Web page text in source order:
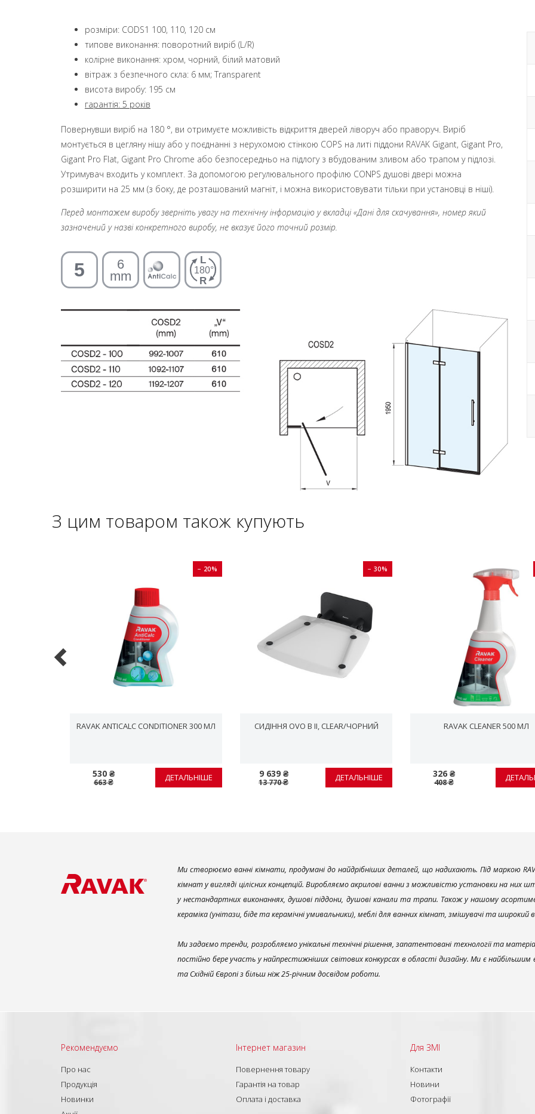
розміри: CODS1 100, 110, 120 см
типове виконання: поворотний виріб (L/R)
колірне виконання: хром, чорний, білий матовий
вітраж з безпечного скла: 6 мм; Transparent
висота виробу: 195 см
гарантія: 5 років
Повернувши виріб на 180 °, ви отримуєте можливість відкриття дверей ліворуч або праворуч. Виріб
монтується в цегляну нішу або у поєднанні з нерухомою стінкою COPS на литі піддони RAVAK Gigant, Gigant Pro,
Gigant Pro Flat, Gigant Pro Chrome або безпосередньо на підлогу з вбудованим зливом або трапом у підлозі.
Утримувач входить у комплект. За допомогою регулювального профілю CONPS душові двері можна
розширити на 25 мм (з боку, де розташований магніт, і можна використовувати тільки при установці в ніші).
Перед монтажем виробу зверніть увагу на технічну інформацію у вкладці «Дані для скачування», номер який
зазначений у назві конкретного виробу, не вказує його точний розмір.
З цим товаром також купують
− 20%
RAVAK ANTICALC CONDITIONER 300 МЛ
530 ₴
663 ₴ ДЕТАЛЬНІШЕ
− 30%
СИДІННЯ OVO B II, CLEAR/ЧОРНИЙ
9 639 ₴
13 770 ₴ ДЕТАЛЬНІШЕ
RAVAK CLEANER 500 МЛ
326 ₴
408 ₴
Ми створюємо ванні кімнати, продумані до найдрібніших деталей, що надихають. Під маркою
кімнат у вигляді цілісних концепцій. Виробляємо акрилові ванни з можливістю установки на них
у нестандартних виконаннях, душові піддони, душові канали та трапи. Також у нашому
кераміка (унітази, біде та керамічні умивальники), меблі для ванних кімнат, змішувачі та широкий
Ми задаємо тренди, розробляємо унікальні технічні рішення, запатентовані технології та
постійно бере участь у найпрестижніших світових конкурсах в області дизайну. Ми є
та Східній Європі з більш ніж 25-річним досвідом роботи.
Рекомендуємо
Про нас
Продукція
Новинки
Інтернет магазин
Повернення товару
Гарантія на товар
Оплата і доставка
Для ЗМІ
Контакти
Новини
Фотографії